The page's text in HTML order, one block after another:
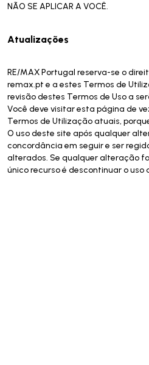
NÃO SE APLICAR A VOCÊ.
Atualizações
RE/MAX Portugal reserva-se o
remax.pt e a estes Termos de
revisão destes Termos de Uso a
Você deve visitar esta página de
Termos de Utilização atuais,
O uso deste site após qualquer
concordância em seguir e ser
alterados. Se qualquer alteração
único recurso é descontinuar o uso